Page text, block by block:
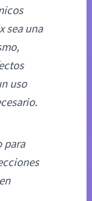
sea una
uso
para